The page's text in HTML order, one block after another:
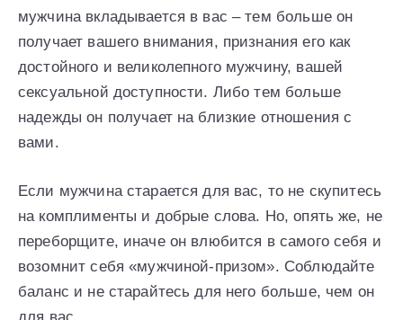
мужчина вкладывается в вас – тем больше он
получает вашего внимания, признания его как
достойного и великолепного мужчину, вашей
сексуальной доступности. Либо тем больше
надежды он получает на близкие отношения с
вами.
Если мужчина старается для вас, то не скупитесь
на комплименты и добрые слова. Но, опять же, не
переборщите, иначе он влюбится в самого себя и
возомнит себя «мужчиной-призом». Соблюдайте
баланс и не старайтесь для него больше, чем он